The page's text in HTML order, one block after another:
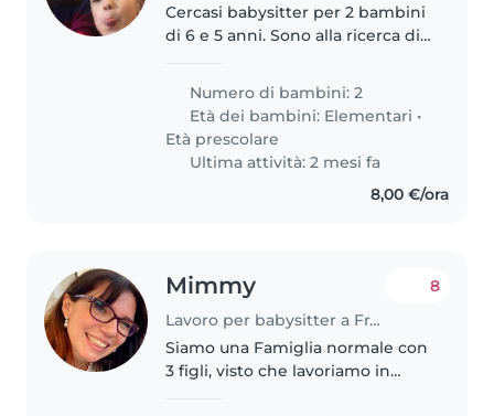
Cercasi babysitter per 2 bambini
di 6 e 5 anni. Sono alla ricerca di
alle 20:30 /19.30 automunita che
possa prendere i bambini da
scuola e portarli..
Numero di bambini: 2
Età dei bambini: Elementari •
Età prescolare
Ultima attività: 2 mesi fa
8,00 €/ora
Mimmy
Lavoro per babysitter a Francavilla al Mare
8
Siamo una Famiglia normale con
3 figli, visto che lavoriamo in